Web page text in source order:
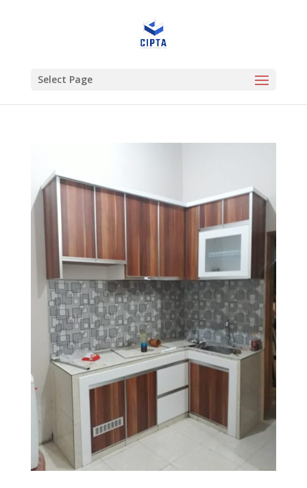
Select Page